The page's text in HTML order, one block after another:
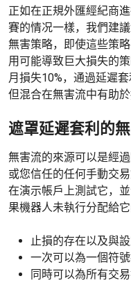
正如在正規外匯經紀商
賽的情况一樣，我們建
無害策略，即使這些策
用可能導致巨大損失的
月損失10%，通過延遲
但混合在無害流中有助
遮罩延遲套利的
無害流的來源可以是經
或您信任的任何手動交
在演示帳戶上測試它，
果機器人未執行分配給
止損的存在以及與
一次可以為一個符
同時可以為所有交